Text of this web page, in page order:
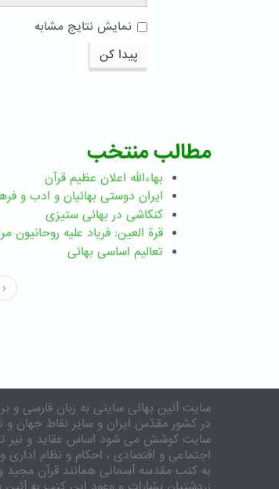
نمایش نتایج مشابه
پیدا کن
مطالب منتخب
بهاءالله اعلان عظیم قرآن
ايران دوستی بهائيان و ادب و
کنکاشی در بهائی ستيزی
قرة العین: فریاد علیه روحانیون
تعالیم اساسی بهائی
سایت آئین بهائی سایتی به زبان فارسی و
در کشور مقدّس ایران و سایر نقاط جهان و
سایت کوشش می شود اساس عقاید و نیز
اجتماعی و اقتصادی ، احکام و نظام
به کتب مقدسه آسمانی همانند قرآن